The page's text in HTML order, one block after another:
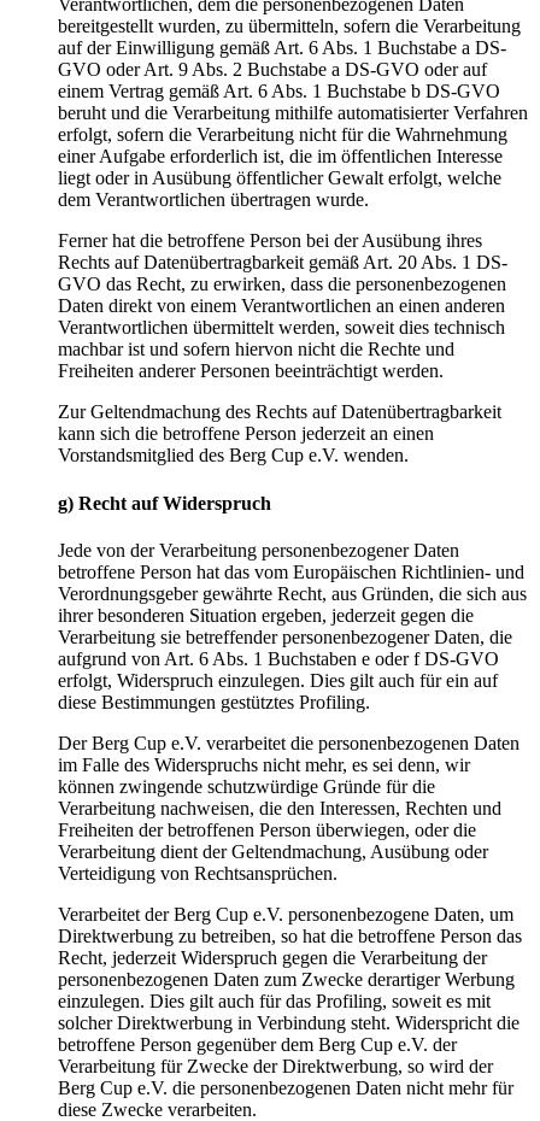
Verantwortlichen, dem die personenbezogenen Daten
bereitgestellt wurden, zu übermitteln, sofern die Verarbeitung
auf der Einwilligung gemäß Art. 6 Abs. 1 Buchstabe a DS-
GVO oder Art. 9 Abs. 2 Buchstabe a DS-GVO oder auf
einem Vertrag gemäß Art. 6 Abs. 1 Buchstabe b DS-GVO
beruht und die Verarbeitung mithilfe automatisierter Verfahren
erfolgt, sofern die Verarbeitung nicht für die Wahrnehmung
einer Aufgabe erforderlich ist, die im öffentlichen Interesse
liegt oder in Ausübung öffentlicher Gewalt erfolgt, welche
dem Verantwortlichen übertragen wurde.
Ferner hat die betroffene Person bei der Ausübung ihres
Rechts auf Datenübertragbarkeit gemäß Art. 20 Abs. 1 DS-
GVO das Recht, zu erwirken, dass die personenbezogenen
Daten direkt von einem Verantwortlichen an einen anderen
Verantwortlichen übermittelt werden, soweit dies technisch
machbar ist und sofern hiervon nicht die Rechte und
Freiheiten anderer Personen beeinträchtigt werden.
Zur Geltendmachung des Rechts auf Datenübertragbarkeit
kann sich die betroffene Person jederzeit an einen
Vorstandsmitglied des Berg Cup e.V. wenden.
g) Recht auf Widerspruch
Jede von der Verarbeitung personenbezogener Daten
betroffene Person hat das vom Europäischen Richtlinien- und
Verordnungsgeber gewährte Recht, aus Gründen, die sich aus
ihrer besonderen Situation ergeben, jederzeit gegen die
Verarbeitung sie betreffender personenbezogener Daten, die
aufgrund von Art. 6 Abs. 1 Buchstaben e oder f DS-GVO
erfolgt, Widerspruch einzulegen. Dies gilt auch für ein auf
diese Bestimmungen gestütztes Profiling.
Der Berg Cup e.V. verarbeitet die personenbezogenen Daten
im Falle des Widerspruchs nicht mehr, es sei denn, wir
können zwingende schutzwürdige Gründe für die
Verarbeitung nachweisen, die den Interessen, Rechten und
Freiheiten der betroffenen Person überwiegen, oder die
Verarbeitung dient der Geltendmachung, Ausübung oder
Verteidigung von Rechtsansprüchen.
Verarbeitet der Berg Cup e.V. personenbezogene Daten, um
Direktwerbung zu betreiben, so hat die betroffene Person das
Recht, jederzeit Widerspruch gegen die Verarbeitung der
personenbezogenen Daten zum Zwecke derartiger Werbung
einzulegen. Dies gilt auch für das Profiling, soweit es mit
solcher Direktwerbung in Verbindung steht. Widerspricht die
betroffene Person gegenüber dem Berg Cup e.V. der
Verarbeitung für Zwecke der Direktwerbung, so wird der
Berg Cup e.V. die personenbezogenen Daten nicht mehr für
diese Zwecke verarbeiten.